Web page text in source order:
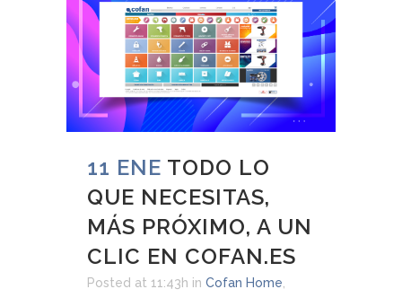
11 ENE TODO LO
QUE NECESITAS,
MÁS PRÓXIMO, A UN
CLIC EN COFAN.ES
Posted at 11:43h in Cofan Home,